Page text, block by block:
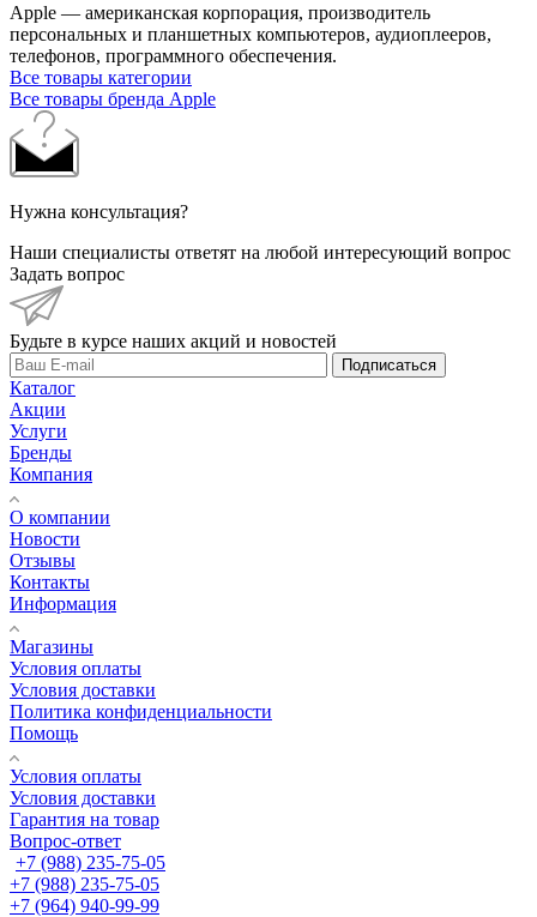
Apple — американская корпорация, производитель
персональных и планшетных компьютеров, аудиоплееров,
телефонов, программного обеспечения.
Все товары категории
Все товары бренда Apple
Нужна консультация?
Наши специалисты ответят на любой интересующий вопрос
Задать вопрос
Будьте в курсе наших акций и новостей
Подписаться
Каталог
Акции
Услуги
Бренды
Компания
О компании
Новости
Отзывы
Контакты
Информация
Магазины
Условия оплаты
Условия доставки
Политика конфиденциальности
Помощь
Условия оплаты
Условия доставки
Гарантия на товар
Вопрос-ответ
+7 (988) 235-75-05
+7 (988) 235-75-05
+7 (964) 940-99-99